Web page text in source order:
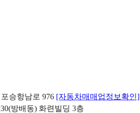
승항남로 976 [자동차매매업정보확인]
방배동) 화련빌딩 3층